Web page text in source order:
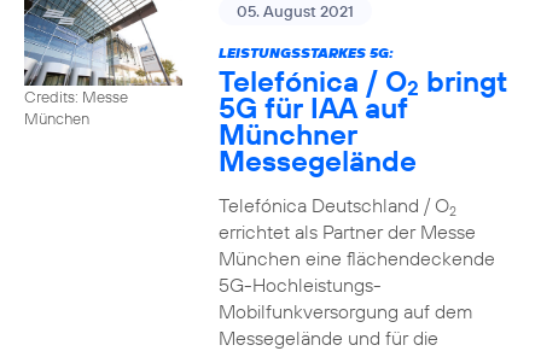
Credits: Messe
München
05. August 2021
LEISTUNGSSTARKES 5G:
Telefónica / O2 bringt
5G für IAA auf
Münchner
Messegelände
Telefónica Deutschland / O2
errichtet als Partner der Messe
München eine flächendeckende
5G-Hochleistungs-
Mobilfunkversorgung auf dem
Messegelände und für die